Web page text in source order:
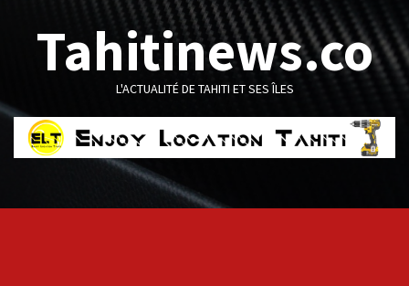
Tahitinews.co
L'ACTUALITÉ DE TAHITI ET SES ÎLES